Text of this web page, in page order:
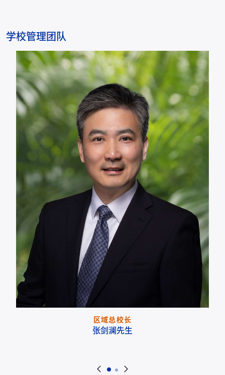
学校管理团队
区域总校长
张剑澜先生